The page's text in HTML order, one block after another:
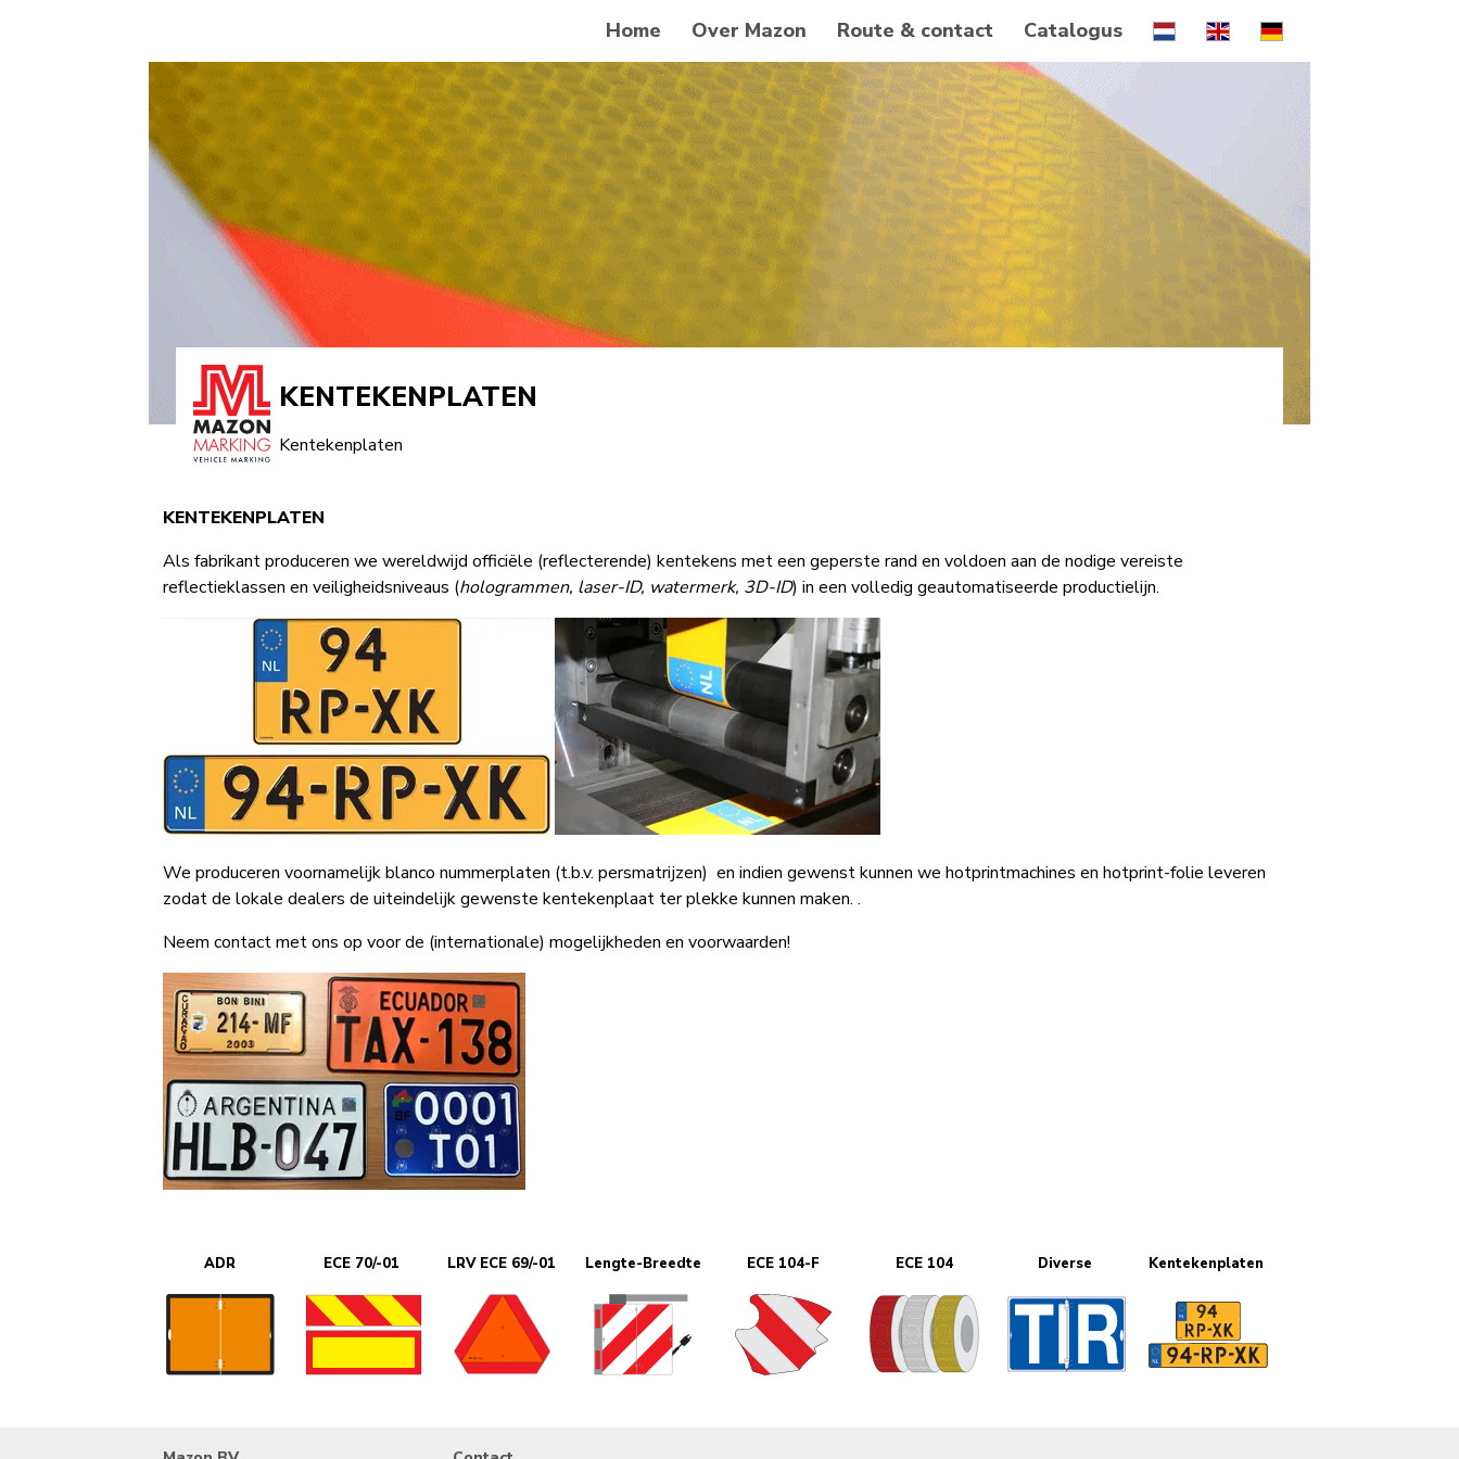
Home Over Mazon Route & contact Catalogus
KENTEKENPLATEN
Kentekenplaten
KENTEKENPLATEN
Als fabrikant produceren we wereldwijd officiële (reflecterende) kentekens met een geperste rand en voldoen aan de nodige vereiste
reflectieklassen en veiligheidsniveaus (hologrammen, laser-ID, watermerk, 3D-ID) in een volledig geautomatiseerde productielijn.
We produceren voornamelijk blanco nummerplaten (t.b.v. persmatrijzen) en indien gewenst kunnen we hotprintmachines en hotprint-folie leveren
zodat de lokale dealers de uiteindelijk gewenste kentekenplaat ter plekke kunnen maken. .
Neem contact met ons op voor de (internationale) mogelijkheden en voorwaarden!
ADR ECE 70/-01 LRV ECE 69/-01 Lengte-Breedte ECE 104-F ECE 104 Diverse Kentekenplaten